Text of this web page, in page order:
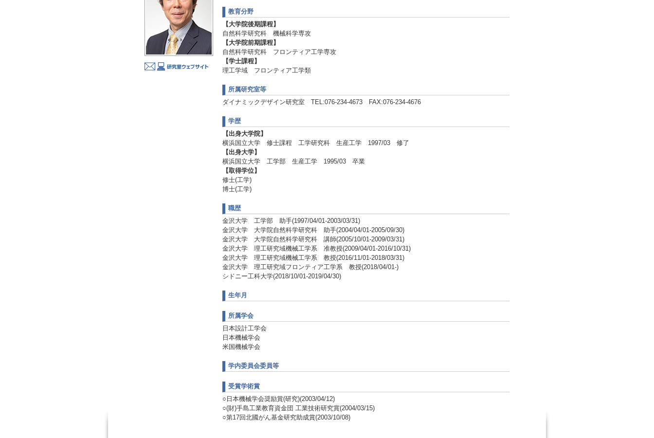
教育分野
【大学院後期課程】
自然科学研究科 機械科学専攻
【大学院前期課程】
自然科学研究科 フロンティア工学専攻
【学士課程】
理工学域 フロンティア工学類
所属研究室等
ダイナミックデザイン研究室 TEL:076-234-4673 FAX:076-234-4676
学歴
【出身大学院】
横浜国立大学 修士課程 工学研究科 生産工学 1997/03 修了
【出身大学】
横浜国立大学 工学部 生産工学 1995/03 卒業
【取得学位】
修士(工学)
博士(工学)
職歴
金沢大学 工学部 助手(1997/04/01-2003/03/31)
金沢大学 大学院自然科学研究科 助手(2004/04/01-2005/09/30)
金沢大学 大学院自然科学研究科 講師(2005/10/01-2009/03/31)
金沢大学 理工研究域機械工学系 准教授(2009/04/01-2016/10/31)
金沢大学 理工研究域機械工学系 教授(2016/11/01-2018/03/31)
金沢大学 理工研究域フロンティア工学系 教授(2018/04/01-)
シドニー工科大学(2018/10/01-2019/04/30)
生年月
所属学会
日本設計工学会
日本機械学会
米国機械学会
学内委員会委員等
受賞学術賞
○日本機械学会奨励賞(研究)(2003/04/12)
○(財)手島工業教育資金団 工業技術研究賞(2004/03/15)
○第17回北國がん基金研究助成賞(2003/10/08)